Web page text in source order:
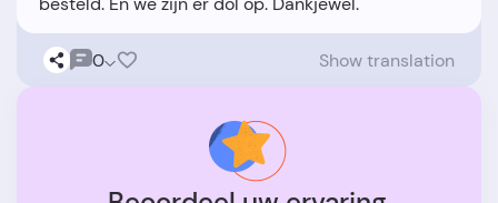
0 Show translation